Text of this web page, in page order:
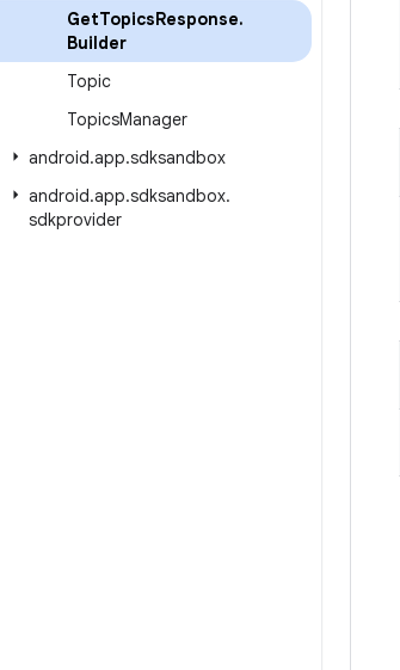
GetTopicsResponse.
Builder
Topic
TopicsManager
android.app.sdksandbox
android.app.sdksandbox.
sdkprovider